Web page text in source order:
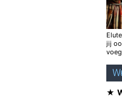
op #humo. Sindsdien is mijn
Dat is niet erg. Van
jij
★